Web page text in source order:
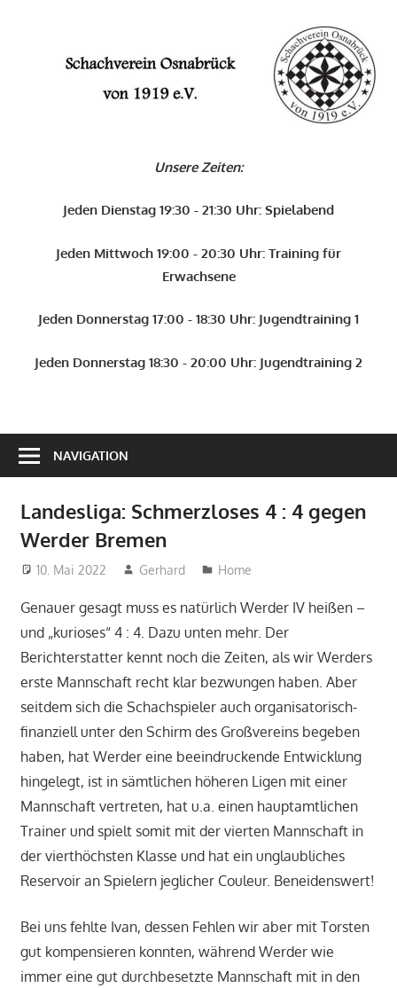
Unsere Zeiten:
Jeden Dienstag 19:30 - 21:30 Uhr: Spielabend
Jeden Mittwoch 19:00 - 20:30 Uhr: Training für
Erwachsene
Jeden Donnerstag 17:00 - 18:30 Uhr: Jugendtraining 1
Jeden Donnerstag 18:30 - 20:00 Uhr: Jugendtraining 2
NAVIGATION
Landesliga: Schmerzloses 4 : 4 gegen
Werder Bremen
10. Mai 2022 Gerhard Home
Genauer gesagt muss es natürlich Werder IV heißen –
und „kurioses“ 4 : 4. Dazu unten mehr. Der
Berichterstatter kennt noch die Zeiten, als wir Werders
erste Mannschaft recht klar bezwungen haben. Aber
seitdem sich die Schachspieler auch organisatorisch-
finanziell unter den Schirm des Großvereins begeben
haben, hat Werder eine beeindruckende Entwicklung
hingelegt, ist in sämtlichen höheren Ligen mit einer
Mannschaft vertreten, hat u.a. einen hauptamtlichen
Trainer und spielt somit mit der vierten Mannschaft in
der vierthöchsten Klasse und hat ein unglaubliches
Reservoir an Spielern jeglicher Couleur. Beneidenswert!
Bei uns fehlte Ivan, dessen Fehlen wir aber mit Torsten
gut kompensieren konnten, während Werder wie
immer eine gut durchbesetzte Mannschaft mit in den